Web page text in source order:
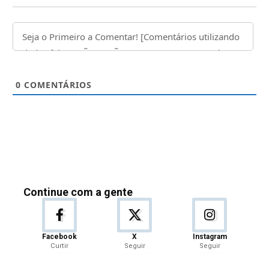
0 COMENTÁRIOS
Continue com a gente
Facebook
Curtir
X
Seguir
Instagram
Seguir